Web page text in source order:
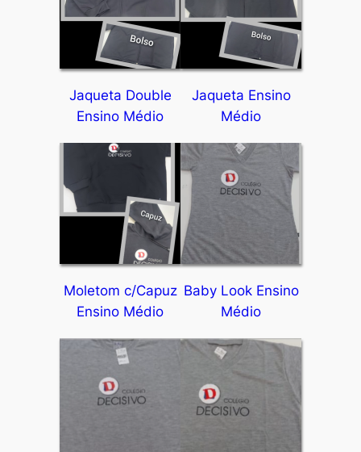
Jaqueta Double
Ensino Médio
Jaqueta Ensino
Médio
Moletom c/Capuz
Ensino Médio
Baby Look Ensino
Médio